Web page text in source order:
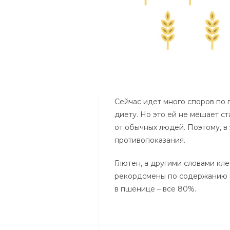
Сейчас идет много споров по
диету. Но это ей не мешает
от обычных людей. Поэтому, в
противопоказания.
Глютен, а другими словами
рекордсмены по содержанию
в пшенице – все 80%.